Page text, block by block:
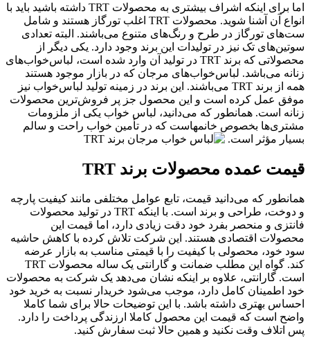
اما برای اینکه اشراف بیشتری به محصولات TRT داشته باشید باید با
انواع آن آشنا شوید. محصولات TRT اغلب تورگاز هستند و شامل
ست‌های تورگاز در طرح و رنگ‌های متنوع می‌باشند. البته تعدادی
سوتین‌های تک نیز در تولیدات این برند وجود دارد. یکی دیگر از
محصولاتی که برند TRT در تولید آن وارد شده است، لباس‌خواب‌های
زنانه می‌باشد. لباس‌خواب‌های مرجان که در بازار موجود هستند
همه از برند TRT می‌باشند. این برند در زمینه تولید لباس‌خواب نیز
موفق عمل کرده است و این محصول جز پر فروش‌ترین محصولات
زنانه است. همانطور که می‌دانید، لباس خواب یکی از ملزومات
مشتری‌ها بخصوص خانمهاست که در تأمین خواب راحت و سالم
بسیار مؤثر است.
قیمت عمده محصولات برند TRT
همانطور که می‌دانید قیمت، تابع عوامل مختلفی مانند کیفیت پارچه
و دوخت، طراحی و برند است. با اینکه TRT در تولید محصولات
فانتزی و منحصر بفرد خود دقت زیادی دارد، اما قیمت این
محصولات اقتصادی هستند. این شرکت تلاش کرده با کاهش حاشیه
سود خود، محصولی با کیفیت را با قیمتی مناسب به بازار عرضه
کند. گواه این مطلب ضمانت و گارانتی یک ساله محصولات TRT
است. گارانتی، علاوه بر اینکه نشان می‌دهد یک شرکت به محصولات
خود اطمینان کامل دارد، موجب می‌شود خریدار نسبت به خرید خود
احساس بهتری داشته باشد. با این توضیحات حالا برای شما کاملا
واضح است که قیمت این محصول کاملا ارزندگی پرداخت را دارد.
پس اتلاف وقت نکنید و همین حالا ثبت سفارش کنید.